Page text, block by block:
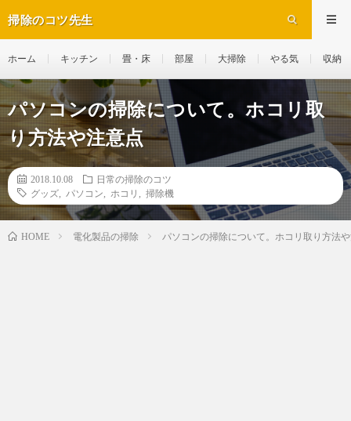
掃除のコツ先生
ホーム キッチン 畳・床 部屋 大掃除 やる気 収納
パソコンの掃除について。ホコリ取
り方法や注意点
2018.10.08
日常の掃除のコツ
グッズ
パソコン ホコリ 掃除機
HOME 電化製品の掃除 パソコンの掃除について。ホコリ取り方法